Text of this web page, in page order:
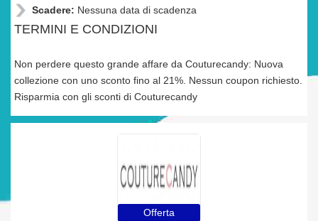
Scadere: Nessuna data di scadenza
TERMINI E CONDIZIONI
Non perdere questo grande affare da Couturecandy: Nuova
collezione con uno sconto fino al 21%. Nessun coupon richiesto.
Risparmia con gli sconti di Couturecandy
Offerta